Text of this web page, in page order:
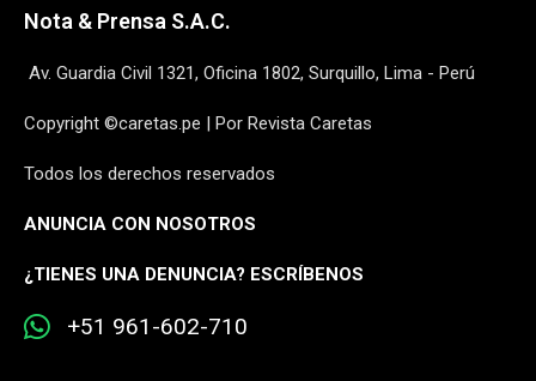
Nota & Prensa S.A.C.
Av. Guardia Civil 1321, Oficina 1802, Surquillo, Lima - Perú
Copyright ©caretas.pe | Por Revista Caretas
Todos los derechos reservados
ANUNCIA CON NOSOTROS
¿TIENES UNA DENUNCIA? ESCRÍBENOS
+51 961-602-710